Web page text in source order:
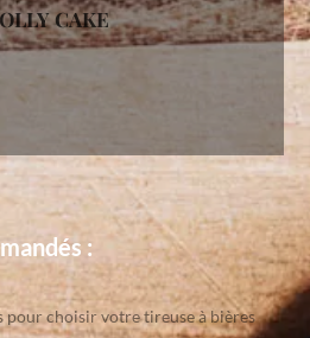
CAKE
:
choisir votre tireuse à bières